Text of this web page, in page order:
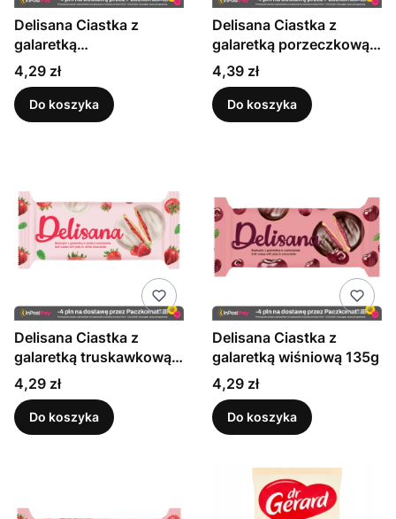
Delisana Ciastka z
galaretką
pomarańczową 135g
Cena
4,29 zł
Do koszyka
Delisana Ciastka z
galaretką porzeczkową
w białej czekoladzie
135g
Cena
4,39 zł
Do koszyka
Delisana Ciastka z
galaretką truskawkową
w białej czekoladzie 135
Cena
4,29 zł
Do koszyka
Delisana Ciastka z
galaretką wiśniową 135g
Cena
4,29 zł
Do koszyka